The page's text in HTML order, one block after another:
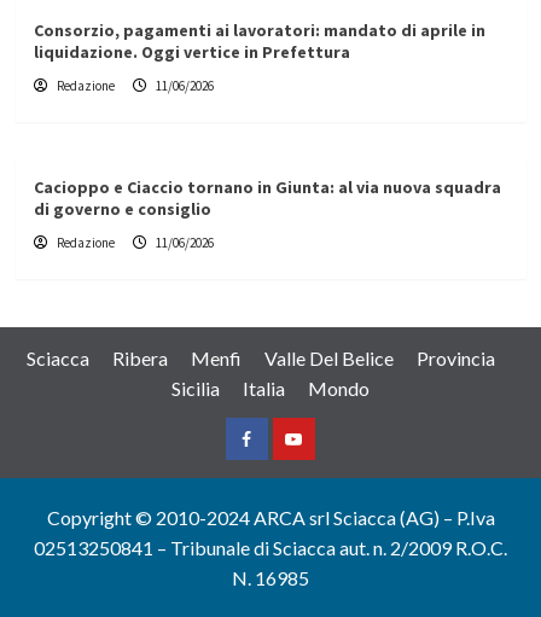
Consorzio, pagamenti ai lavoratori: mandato di aprile in
liquidazione. Oggi vertice in Prefettura
Redazione 11/06/2026
Cacioppo e Ciaccio tornano in Giunta: al via nuova squadra
di governo e consiglio
Redazione 11/06/2026
Sciacca Ribera Menfi Valle Del Belice
Provincia
Sicilia
Italia Mondo
FacebookYountube
Copyright © 2010-2024 ARCA srl Sciacca (AG) – P.Iva
02513250841 – Tribunale di Sciacca aut. n. 2/2009 R.O.C.
N. 16985